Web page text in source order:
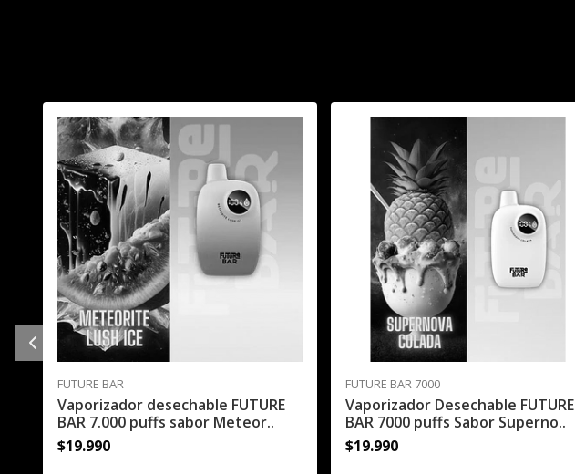
FUTURE BAR
Vaporizador desechable FUTURE
BAR 7.000 puffs sabor Meteor..
$19.990
FUTURE BAR 7000
Vaporizador Desechable FUTURE
BAR 7000 puffs Sabor Superno..
$19.990